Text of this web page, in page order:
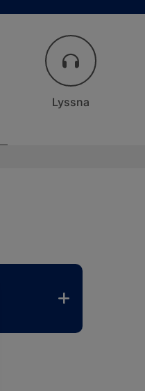
Lyssna